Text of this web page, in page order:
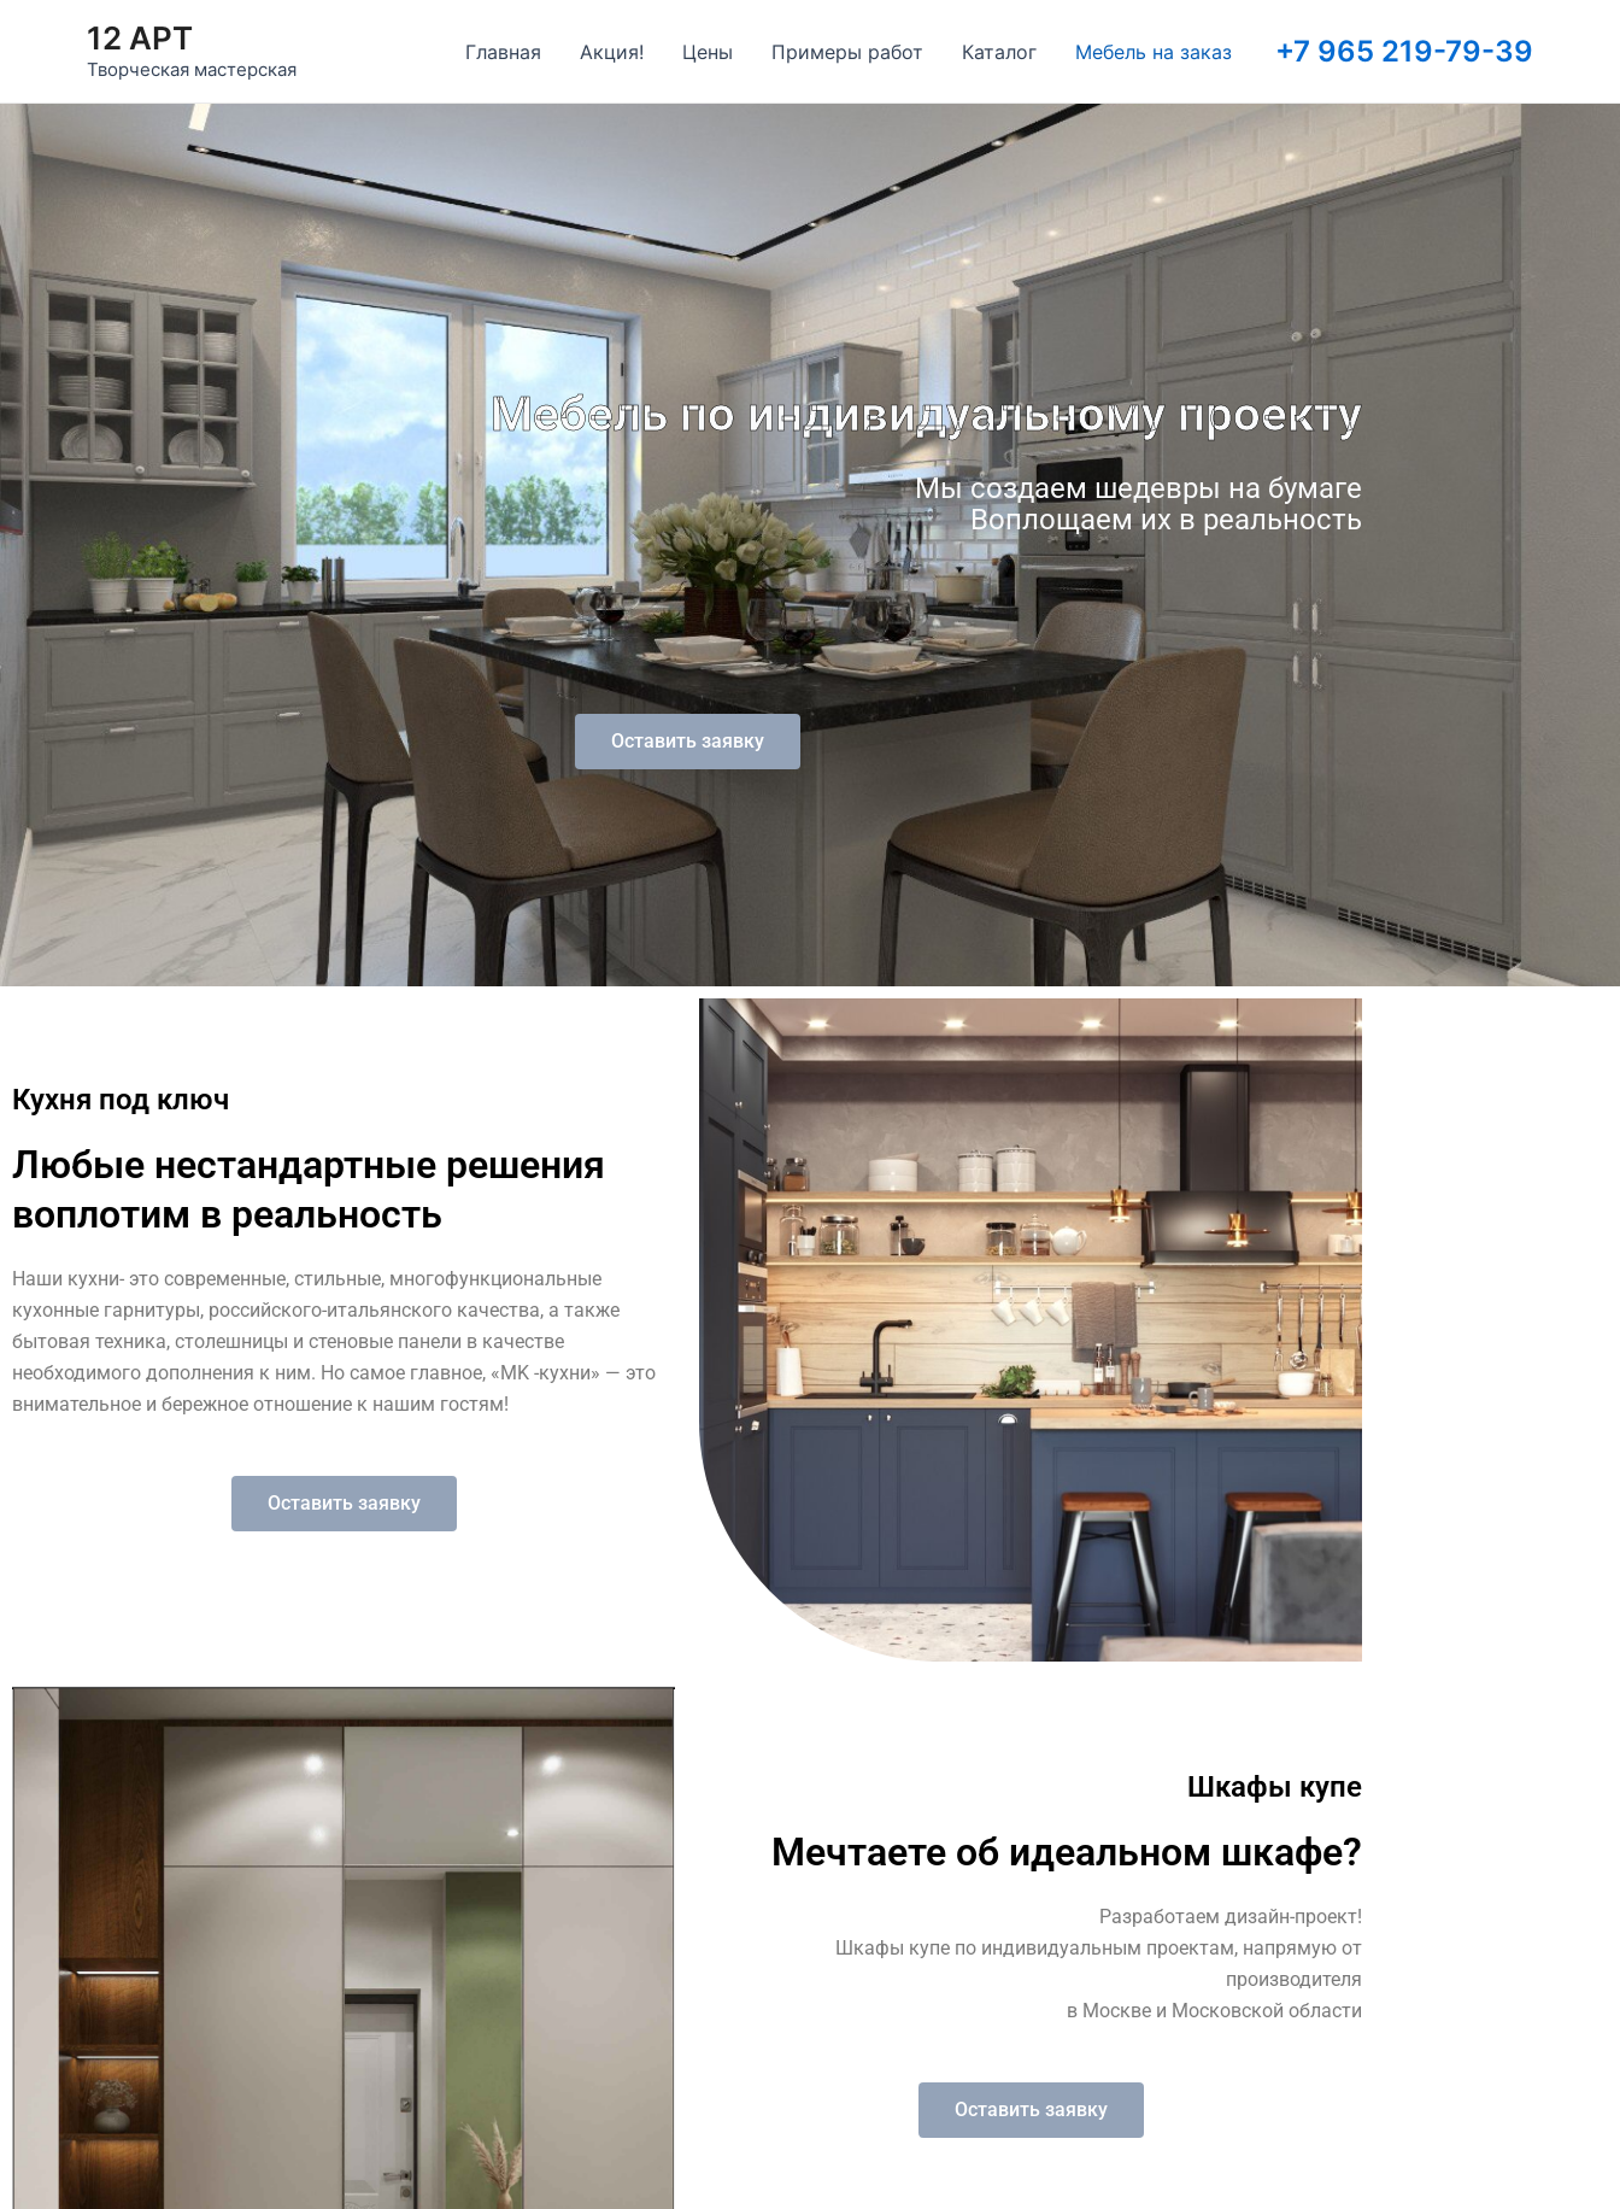
содержимому
12 АРТ
Творческая мастерская
Главная Акция! Цены Примеры работ Каталог Мебель на заказ +7 965 219-79-39
Мебель по индивидуальному проекту
Мы создаем шедевры на бумаге
Воплощаем их в реальность
Оставить заявку
Кухня под ключ
Любые нестандартные решения
воплотим в реальность
Наши кухни- это современные, стильные, многофункциональные
кухонные гарнитуры, российского-итальянского качества, а также
бытовая техника, столешницы и стеновые панели в качестве
необходимого дополнения к ним. Но самое главное, «MK -кухни» — это
внимательное и бережное отношение к нашим гостям!
Оставить заявку
Шкафы купе
Мечтаете об идеальном шкафе?
Разработаем дизайн-проект!
Шкафы купе по индивидуальным проектам, напрямую от
производителя
в Москве и Московской области
Оставить заявку